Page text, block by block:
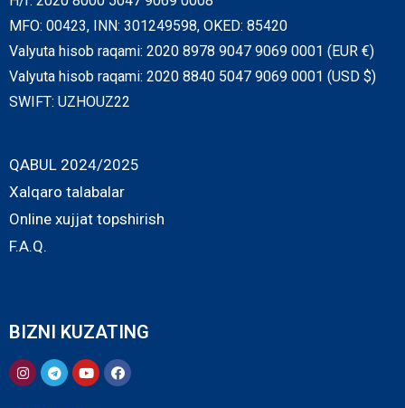
MFO: 00423, INN: 301249598, OKED: 85420
Valyuta hisob raqami: 2020 8978 9047 9069 0001 (EUR €)
Valyuta hisob raqami: 2020 8840 5047 9069 0001 (USD $)
SWIFT: UZHOUZ22
QABUL 2024/2025
Xalqaro talabalar
Online xujjat topshirish
F.A.Q.
BIZNI KUZATING